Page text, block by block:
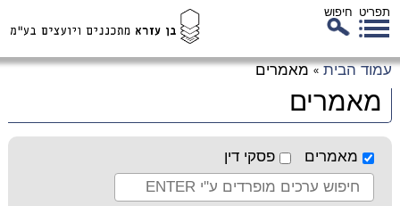
תפריט חיפוש
עמוד הבית » מאמרים
מאמרים
מאמרים פסקי דין